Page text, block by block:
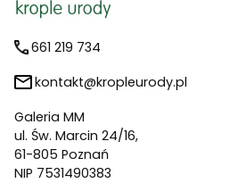
661 219 734
kontakt@kropleurody.pl
Galeria MM
ul. Św. Marcin 24/16,
61-805 Poznań
NIP 7531490383